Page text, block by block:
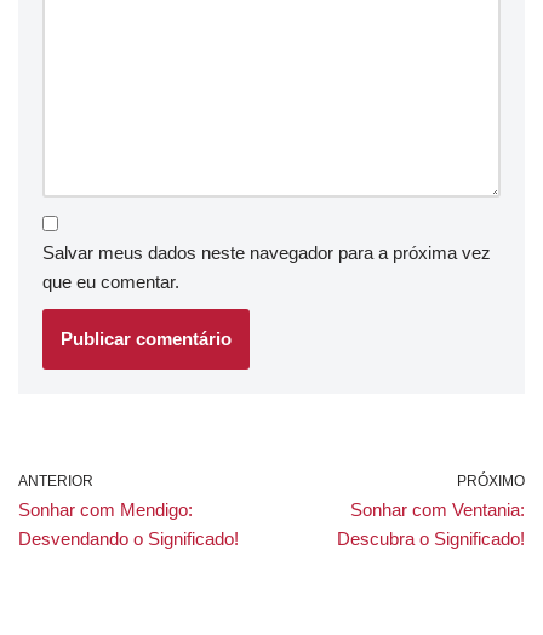
Salvar meus dados neste navegador para a próxima vez
que eu comentar.
ANTERIOR
Sonhar com Mendigo:
Desvendando o Significado!
PRÓXIMO
Sonhar com Ventania:
Descubra o Significado!